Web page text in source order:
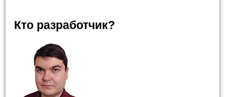
Кто разработчик?